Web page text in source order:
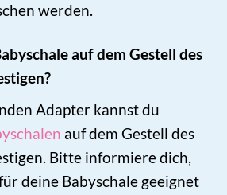
werden.
auf dem Gestell des
Adapter kannst du
auf dem Gestell des
Bitte informiere dich,
deine Babyschale geeignet